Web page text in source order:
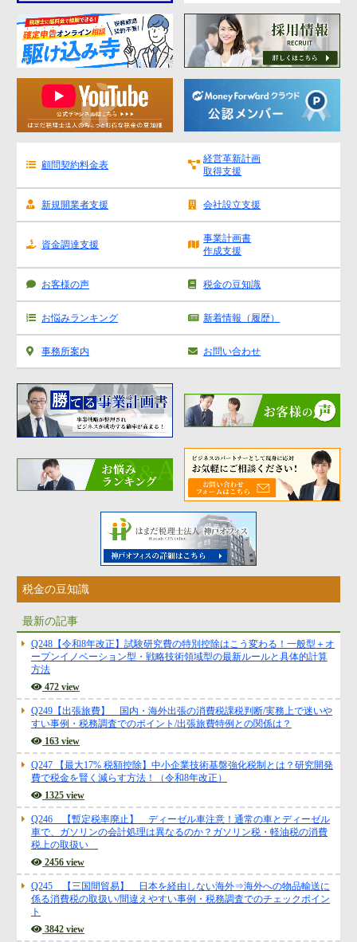
顧問契約料金表
経営革新計画
取得支援
新規開業者支援 会社設立支援
資金調達支援
事業計画書
作成支援
お客様の声 税金の豆知識
お悩みランキング 新着情報（履歴）
事務所案内 お問い合わせ
税金の豆知識
最新の記事
Q248【令和8年改正】試験研究費の特別控除はこう変わる！一般型＋オ
ープンイノベーション型・戦略技術領域型の最新ルールと具体的計算
方法
472 view
Q249【出張旅費】 国内・海外出張の消費税課税判断/実務上で迷いや
すい事例・税務調査でのポイント/出張旅費特例との関係は？
163 view
Q247 【最大17% 税額控除】中小企業技術基盤強化税制とは？研究開発
費で税金を賢く減らす方法！（令和8年改正）
1325 view
Q246 【暫定税率廃止】 ディーゼル車注意！通常の車とディーゼル
車で、ガソリンの会計処理は異なるのか？ガソリン税・軽油税の消費
税上の取扱い
2456 view
Q245 【三国間貿易】 日本を経由しない海外⇒海外への物品輸送に
係る消費税の取扱い/間違えやすい事例・税務調査でのチェックポイン
ト
3842 view